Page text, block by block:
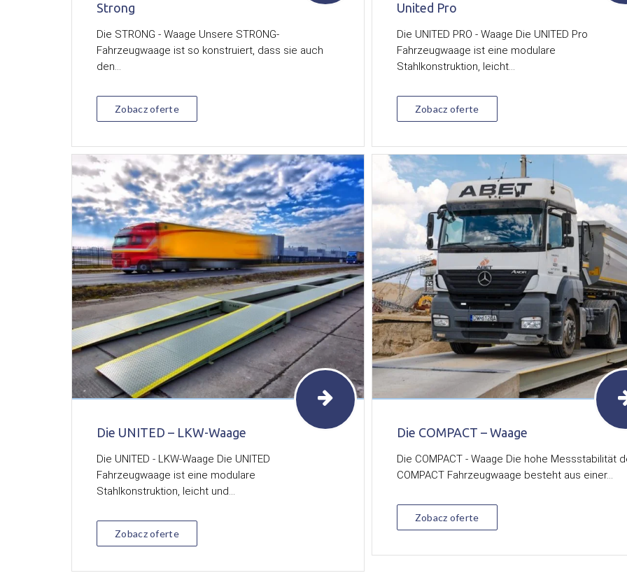
Strong
Die STRONG - Waage Unsere STRONG-
Fahrzeugwaage ist so konstruiert, dass sie auch
den...
Zobacz oferte
United Pro
Die UNITED PRO - Waage Die UNITED Pro
Fahrzeugwaage ist eine modulare
Stahlkonstruktion, leicht...
Zobacz oferte
Die UNITED – LKW-Waage
Die UNITED - LKW-Waage Die UNITED
Fahrzeugwaage ist eine modulare
Stahlkonstruktion, leicht und...
Zobacz oferte
Die COMPACT – Waage
Die COMPACT - Waage Die hohe Messstabilität
COMPACT Fahrzeugwaage besteht aus einer...
Zobacz oferte